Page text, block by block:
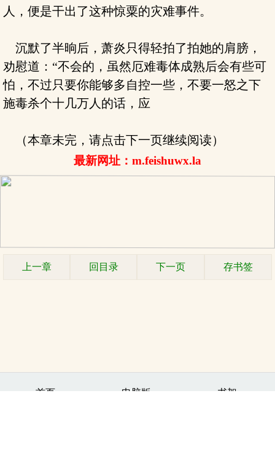
人，便是干出了这种惊粟的灾难事件。
沉默了半晌后，萧炎只得轻拍了拍她的肩膀，
劝慰道：“不会的，虽然厄难毒体成熟后会有些可
怕，不过只要你能够多自控一些，不要一怒之下
施毒杀个十几万人的话，应
（本章未完，请点击下一页继续阅读）
最新网址：m.feishuwx.la
上一章 回目录 下一页 存书签
首页 电脑版 书架